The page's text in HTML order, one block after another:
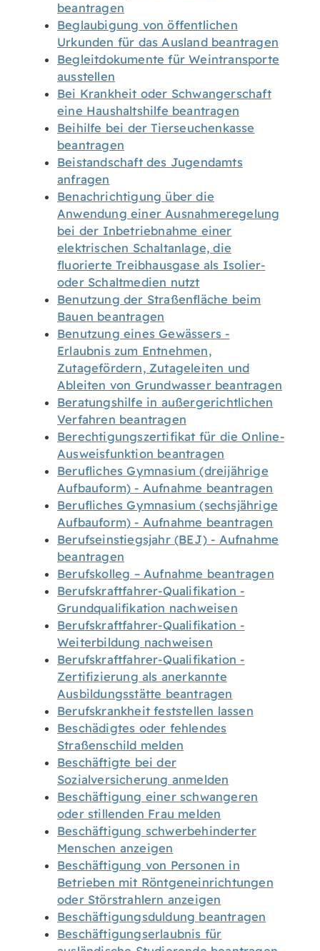
beantragen
Beglaubigung von öffentlichen
Urkunden für das Ausland beantragen
Begleitdokumente für Weintransporte
ausstellen
Bei Krankheit oder Schwangerschaft
eine Haushaltshilfe beantragen
Beihilfe bei der Tierseuchenkasse
beantragen
Beistandschaft des Jugendamts
anfragen
Benachrichtigung über die
Anwendung einer Ausnahmeregelung
bei der Inbetriebnahme einer
elektrischen Schaltanlage, die
fluorierte Treibhausgase als Isolier-
oder Schaltmedien nutzt
Benutzung der Straßenfläche beim
Bauen beantragen
Benutzung eines Gewässers -
Erlaubnis zum Entnehmen,
Zutagefördern, Zutageleiten und
Ableiten von Grundwasser beantragen
Beratungshilfe in außergerichtlichen
Verfahren beantragen
Berechtigungszertifikat für die Online-
Ausweisfunktion beantragen
Berufliches Gymnasium (dreijährige
Aufbauform) - Aufnahme beantragen
Berufliches Gymnasium (sechsjährige
Aufbauform) - Aufnahme beantragen
Berufseinstiegsjahr (BEJ) - Aufnahme
beantragen
Berufskolleg – Aufnahme beantragen
Berufskraftfahrer-Qualifikation -
Grundqualifikation nachweisen
Berufskraftfahrer-Qualifikation -
Weiterbildung nachweisen
Berufskraftfahrer-Qualifikation -
Zertifizierung als anerkannte
Ausbildungsstätte beantragen
Berufskrankheit feststellen lassen
Beschädigtes oder fehlendes
Straßenschild melden
Beschäftigte bei der
Sozialversicherung anmelden
Beschäftigung einer schwangeren
oder stillenden Frau melden
Beschäftigung schwerbehinderter
Menschen anzeigen
Beschäftigung von Personen in
Betrieben mit Röntgeneinrichtungen
oder Störstrahlern anzeigen
Beschäftigungsduldung beantragen
Beschäftigungserlaubnis für